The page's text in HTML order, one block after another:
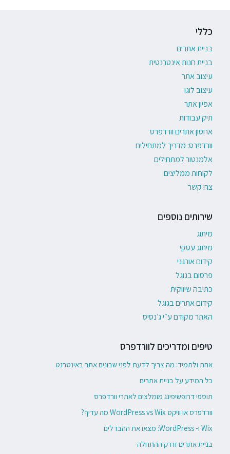
כללי
בניית אתרים
בניית חנות אינטרנטית
עיצוב אתר
עיצוב לוגו
אפיון אתר
תיק עבודות
אחסון אתרים וורדפרס
וורדפרס: מדריך למתחילים
אלמנטור למתחילים
לקוחות ממליצים
צרו קשר
שירותים נוספים
מיתוג
מיתוג עסקי
קידום אורגני
פרסום בגוגל
כתיבה שיווקית
קידום אתרים בגוגל
האתר מקודם ע״י ג׳נסיס
טיפים ומדריכים לוורדפרס
אחת ולתמיד: מה צריך לדעת לפני שבונים אתר באינטרנט
כל המידע על בניית אתרים
תוספי דרופשיפינג מומלצים לאתרי וורדפרס
וורדפרס או וויקס WordPress vs Wix מה עדיף?
Wix ו- WordPress: מצאו את ההבדלים
בניית אתרים זו רק ההתחלה